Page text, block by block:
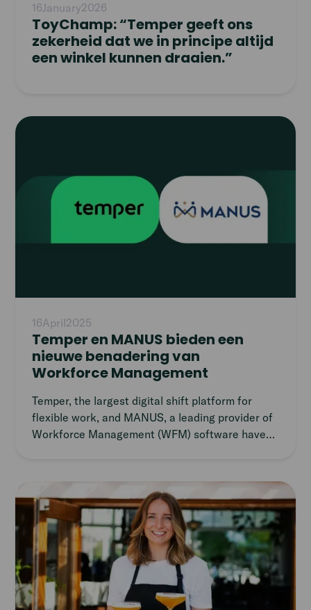
16January2026
ToyChamp: “Temper geeft ons
zekerheid dat we in principe altijd
een winkel kunnen draaien.”
16April2025
Temper en MANUS bieden een
nieuwe benadering van
Workforce Management
Temper, the largest digital shift platform for
flexible work, and MANUS, a leading provider of
Workforce Management (WFM) software have
platform with the advanced WFM solutions from
MANUS, aimed at supporting companies with
growth ambitions in retail, logistics, industry, and
hospitality. The integration is available to
companies across the Netherlands and the UK.
Read
article